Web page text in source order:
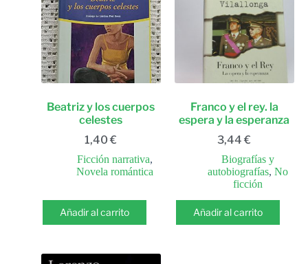
Beatriz y los cuerpos
celestes
1,40€
Ficción narrativa,
Novela romántica
Añadir al carrito
Franco y el rey. la
espera y la esperanza
3,44€
Biografías y
autobiografías,No
ficción
Añadir al carrito